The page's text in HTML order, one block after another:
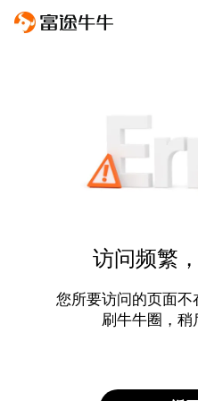
访问频繁
您所要访问的页面
刷牛牛圈，稍